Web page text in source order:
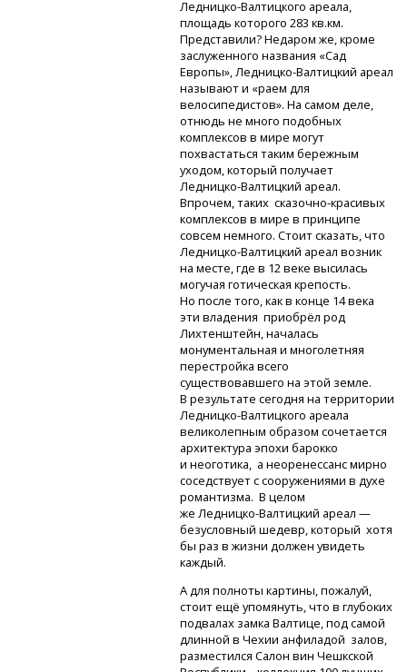
Ледницко-Валтицкого ареала,
площадь которого 283 кв.км.
Представили? Недаром же, кроме
заслуженного названия «Сад
Европы»,Ледницко-Валтицкий ареал
называют и «раем для
велосипедистов». На самом деле,
отнюдь не много подобных
комплексов в мире могут
похвастаться таким бережным
уходом, который получает
Ледницко-Валтицкий ареал.
Впрочем, такихсказочно-красивых
комплексов в мире в принципе
совсем немного. Стоит сказать, что
Ледницко-Валтицкий ареал возник
на месте, где в 12 веке высилась
могучая готическая крепость.
Но после того, как в конце 14 века
эти владения приобрёл род
Лихтенштейн, началась
монументальная и многолетняя
перестройка всего
существовавшего на этой земле.
В результате сегодня на территории
Ледницко-Валтицкого ареала
великолепным образом сочетается
архитектура эпохи барокко
и неоготика, а неоренессанс мирно
соседствует с сооружениями в духе
романтизма. В целом
же Ледницко-Валтицкий ареал —
безусловный шедевр, который хотя
бы раз в жизни должен увидеть
каждый.
А для полноты картины, пожалуй,
стоит ещё упомянуть, что в глубоких
подвалах замка Валтице, под самой
длинной в Чехии анфиладой залов,
разместился Салон вин Чешкской